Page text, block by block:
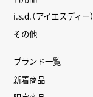
i.s.d.（アイエスディー）
その他
ブランド一覧
新着商品